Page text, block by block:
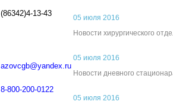
(86342)4-13-43
azovcgb@yandex.ru
8-800-200-0122
05 июля 2016
Новости хирургического
05 июля 2016
Новости дневного
05 июля 2016